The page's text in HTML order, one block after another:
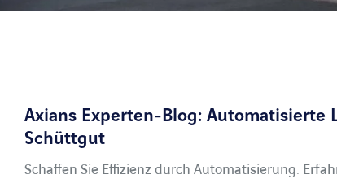
Axians Experten-Blog: Automatisierte
Schüttgut
Schaffen Sie Effizienz durch Automatisierung: